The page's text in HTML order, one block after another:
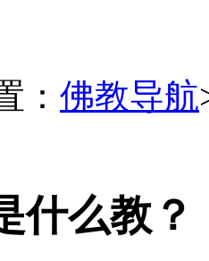
： 佛教导航
什么教？